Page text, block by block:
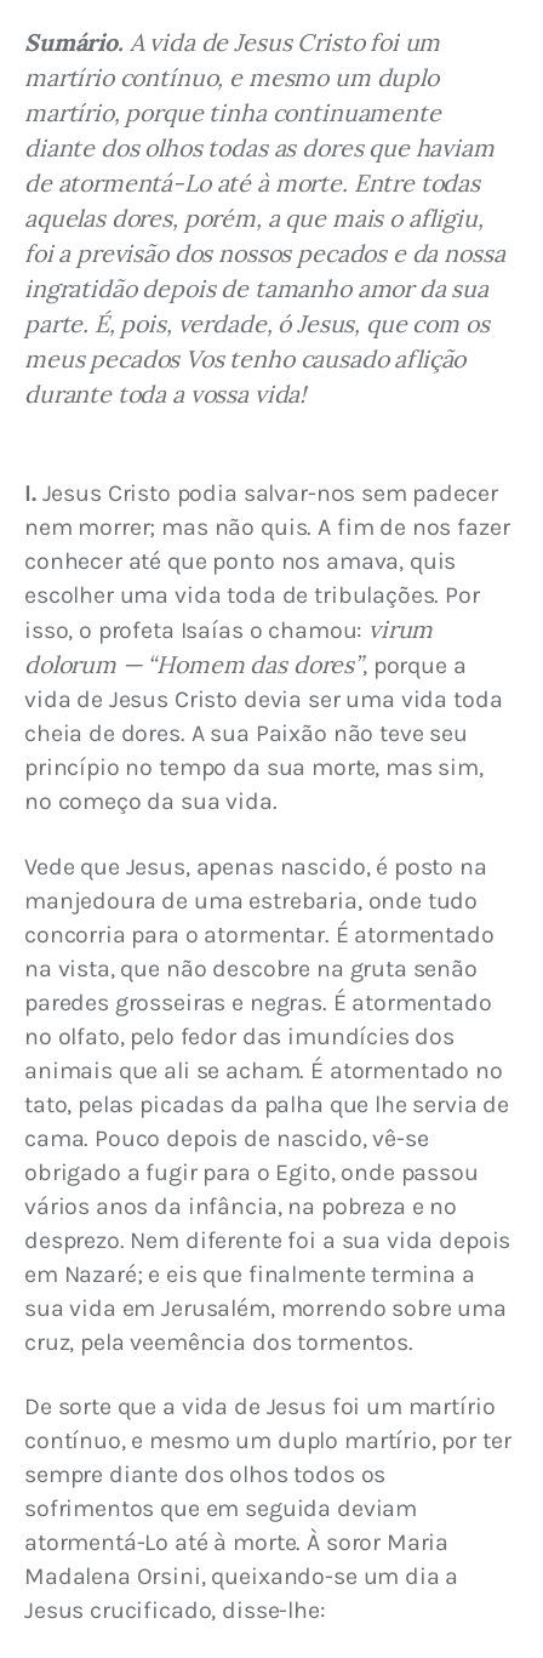
Sumário. A vida de Jesus Cristo foi um
martírio contínuo, e mesmo um duplo
martírio, porque tinha continuamente
diante dos olhos todas as dores que haviam
de atormentá-Lo até à morte. Entre todas
aquelas dores, porém, a que mais o afligiu,
foi a previsão dos nossos pecados e da nossa
ingratidão depois de tamanho amor da sua
parte. É, pois, verdade, ó Jesus, que com os
meus pecados Vos tenho causado aflição
durante toda a vossa vida!
I. Jesus Cristo podia salvar-nos sem padecer
nem morrer; mas não quis. A fim de nos fazer
conhecer até que ponto nos amava, quis
escolher uma vida toda de tribulações. Por
isso, o profeta Isaías o chamou: virum
dolorum — “Homem das dores”, porque a
vida de Jesus Cristo devia ser uma vida toda
cheia de dores. A sua Paixão não teve seu
princípio no tempo da sua morte, mas sim,
no começo da sua vida.
Vede que Jesus, apenas nascido, é posto na
manjedoura de uma estrebaria, onde tudo
concorria para o atormentar. É atormentado
na vista, que não descobre na gruta senão
paredes grosseiras e negras. É atormentado
no olfato, pelo fedor das imundícies dos
animais que ali se acham. É atormentado no
tato, pelas picadas da palha que lhe servia de
cama. Pouco depois de nascido, vê-se
obrigado a fugir para o Egito, onde passou
vários anos da infância, na pobreza e no
desprezo. Nem diferente foi a sua vida depois
em Nazaré; e eis que finalmente termina a
sua vida em Jerusalém, morrendo sobre uma
cruz, pela veemência dos tormentos.
De sorte que a vida de Jesus foi um martírio
contínuo, e mesmo um duplo martírio, por ter
sempre diante dos olhos todos os
sofrimentos que em seguida deviam
atormentá-Lo até à morte. À soror Maria
Madalena Orsini, queixando-se um dia a
Jesus crucificado, disse-lhe: